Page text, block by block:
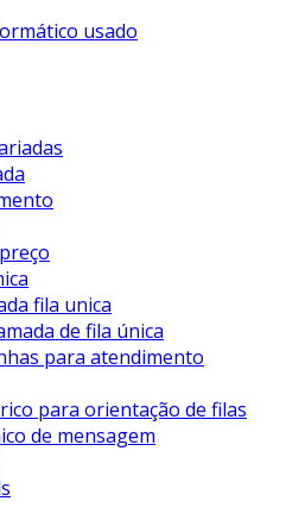
usado
fila unica
de fila única
para atendimento
para orientação de filas
de mensagem